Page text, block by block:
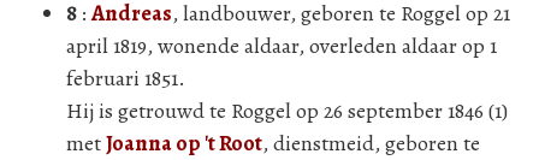
8 :Andreas, landbouwer, geboren te Roggel op 21
april 1819, wonende aldaar, overleden aldaar op 1
februari 1851.
Hij is getrouwd te Roggel op 26 september 1846 (1)
metJoanna op 't Root, dienstmeid, geboren te